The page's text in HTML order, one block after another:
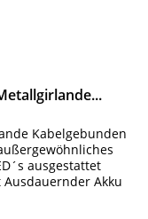
Kabelgebunden
ausgestattet
Akku
Mit...